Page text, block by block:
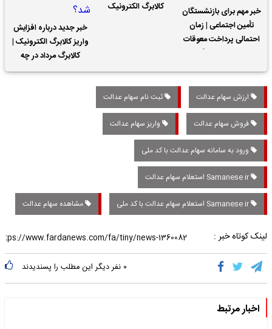
خبر مهم برای بازنشستگان
تأمین اجتماعی | زمان
احتمالی پرداخت معوقات
کالابرگ الکترونیک
خبر جدید درباره افزایش
واریز کالابرگ الکترونیک |
کالابرگ مرداد در چه
تاریخی واریز خواهد شد؟
ارزش سهام عدالت ثبت نام سهام عدالت
فروش سهام عدالت واریز سهام عدالت
ورود به سامانه سهام عدالت با کد ملی
مشاهده سهام عدالت
لینک کوتاه خبر :
۰ نفر دیگر این مطلب را پسندیدند
اخبار مرتبط